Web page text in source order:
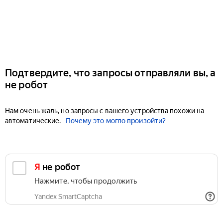
Подтвердите, что запросы отправляли вы, а
не робот
Нам очень жаль, но запросы с вашего устройства похожи на
автоматические.
Почему это могло произойти?
Я не робот
Нажмите, чтобы продолжить
Yandex SmartCaptcha